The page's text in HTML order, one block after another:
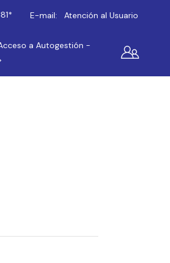
E-mail: Atención al Usuario
a Autogestión -